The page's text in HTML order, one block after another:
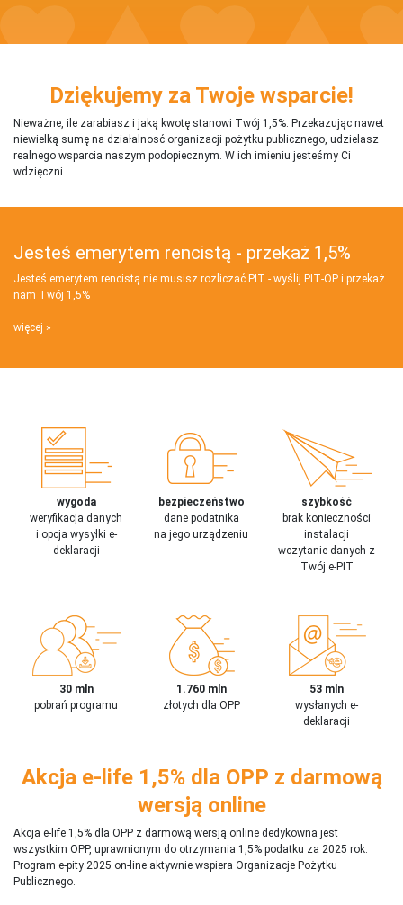
Dziękujemy za Twoje wsparcie!
Nieważne, ile zarabiasz i jaką kwotę stanowi Twój 1,5%. Przekazując nawet
niewielką sumę na działalnosć organizacji pożytku publicznego, udzielasz
realnego wsparcia naszym podopiecznym. W ich imieniu jesteśmy Ci
wdzięczni.
Jesteś emerytem rencistą - przekaż 1,5%
Jesteś emerytem rencistą nie musisz rozliczać PIT - wyślij PIT‑OP i przekaż
nam Twój 1,5%
więcej
wygoda
weryfikacja danych
i opcja wysyłki e-
deklaracji
bezpieczeństwo
dane podatnika
na jego urządzeniu
szybkość
brak konieczności
instalacji
wczytanie danych z
Twój e-PIT
30 mln
pobrań programu
1.760 mln
złotych dla OPP
53 mln
wysłanych e-
deklaracji
Akcja e-life 1,5% dla OPP z darmową
wersją online
Akcja e-life 1,5% dla OPP z darmową wersją online dedykowna jest
wszystkim OPP, uprawnionym do otrzymania 1,5% podatku za 2025 rok.
Program e-pity 2025 on-line aktywnie wspiera Organizacje Pożytku
Publicznego.